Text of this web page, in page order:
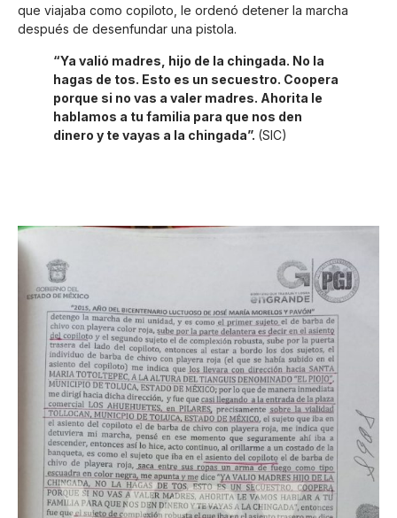
que viajaba como copiloto, le ordenó detener la marcha
después de desenfundar una pistola.
“Ya valió madres, hijo de la chingada. No la
hagas de tos. Esto es un secuestro. Coopera
porque si no vas a valer madres. Ahorita le
hablamos a tu familia para que nos den
dinero y te vayas a la chingada”. (SIC)